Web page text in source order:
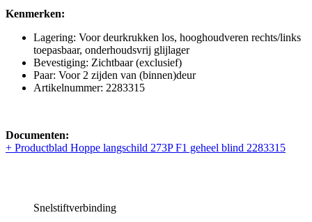
Kenmerken:
Lagering: Voor deurkrukken los, hooghoudveren rechts/links
toepasbaar, onderhoudsvrij glijlager
Bevestiging: Zichtbaar (exclusief)
Paar: Voor 2 zijden van (binnen)deur
Artikelnummer: 2283315
Documenten:
+ Productblad Hoppe langschild 273P F1 geheel blind 2283315
Snelstiftverbinding